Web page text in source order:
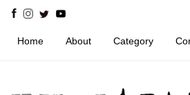
Home About Category